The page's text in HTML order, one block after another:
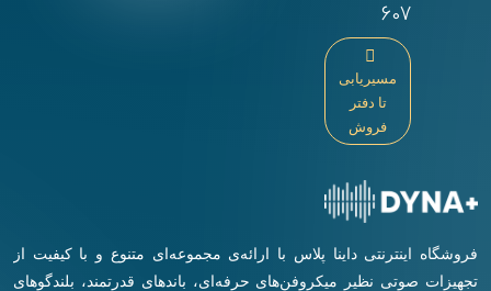
607
مسیریابی
تا دفتر
فروش
فروشگاه اینترنتی داینا پلاس با ارائه‌ی مجموعه‌ای متنوع و با کیفیت از
تجهیزات صوتی نظیر میکروفن‌های حرفه‌ای، باندهای قدرتمند، بلندگوهای